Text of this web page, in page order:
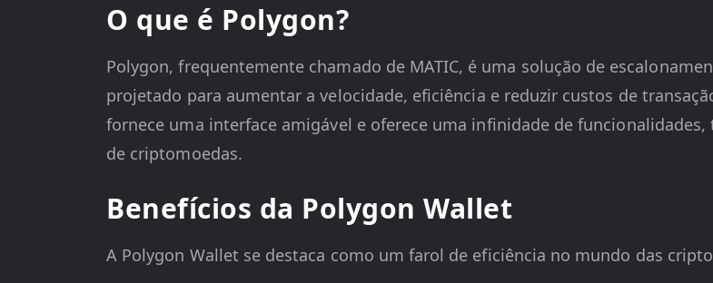
O que é Polygon?
Polygon, frequentemente chamado de MATIC, é uma solução de
projetado para aumentar a velocidade, eficiência e reduzir custos de
fornece uma interface amigável e oferece uma infinidade de
de criptomoedas.
Benefícios da Polygon Wallet
A Polygon Wallet se destaca como um farol de eficiência no mundo das